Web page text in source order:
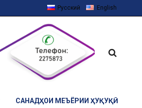
Русский English
САНАДҲОИ МЕЪЁРИИ ҲУҚУҚӢ